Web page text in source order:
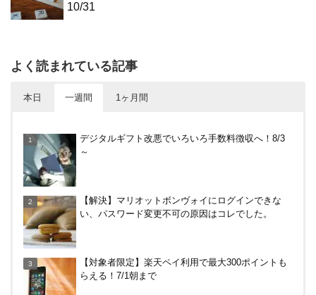
10/31
よく読まれている記事
本日 一週間 1ヶ月間
らえる！7/1朝まで
分がもらえるキャンペーン！9/17まで
日特典を駆使して節約しよう
デジタルギフト改悪でいろいろ手数料徴収へ！8/3
～
【解決】マリオットボンヴォイにログインできな
い、パスワード変更不可の原因はコレでした。
【対象者限定】楽天ペイ利用で最大300ポイントも
らえる！7/1朝まで